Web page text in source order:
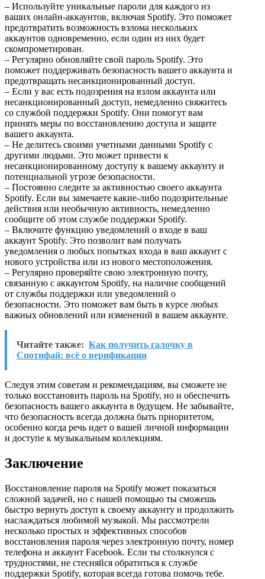
– Используйте уникальные пароли для каждого из
ваших онлайн-аккаунтов, включая Spotify. Это поможет
предотвратить возможность взлома нескольких
аккаунтов одновременно, если один из них будет
скомпрометирован.
– Регулярно обновляйте свой пароль Spotify. Это
поможет поддерживать безопасность вашего аккаунта и
предотвращать несанкционированный доступ.
– Если у вас есть подозрения на взлом аккаунта или
несанкционированный доступ, немедленно свяжитесь
со службой поддержки Spotify. Они помогут вам
принять меры по восстановлению доступа и защите
вашего аккаунта.
– Не делитесь своими учетными данными Spotify с
другими людьми. Это может привести к
несанкционированному доступу к вашему аккаунту и
потенциальной угрозе безопасности.
– Постоянно следите за активностью своего аккаунта
Spotify. Если вы замечаете какие-либо подозрительные
действия или необычную активность, немедленно
сообщите об этом службе поддержки Spotify.
– Включите функцию уведомлений о входе в ваш
аккаунт Spotify. Это позволит вам получать
уведомления о любых попытках входа в ваш аккаунт с
нового устройства или из нового местоположения.
– Регулярно проверяйте свою электронную почту,
связанную с аккаунтом Spotify, на наличие сообщений
от службы поддержки или уведомлений о
безопасности. Это поможет вам быть в курсе любых
важных обновлений или изменений в вашем аккаунте.
Читайте также: Как получить галочку в
Спотифай: всё о верификации
Следуя этим советам и рекомендациям, вы сможете не
только восстановить пароль на Spotify, но и обеспечить
безопасность вашего аккаунта в будущем. Не забывайте,
что безопасность всегда должна быть приоритетом,
особенно когда речь идет о вашей личной информации
и доступе к музыкальным коллекциям.
Заключение
Восстановление пароля на Spotify может показаться
сложной задачей, но с нашей помощью ты сможешь
быстро вернуть доступ к своему аккаунту и продолжить
наслаждаться любимой музыкой. Мы рассмотрели
несколько простых и эффективных способов
восстановления пароля через электронную почту, номер
телефона и аккаунт Facebook. Если ты столкнулся с
трудностями, не стесняйся обратиться к службе
поддержки Spotify, которая всегда готова помочь тебе.